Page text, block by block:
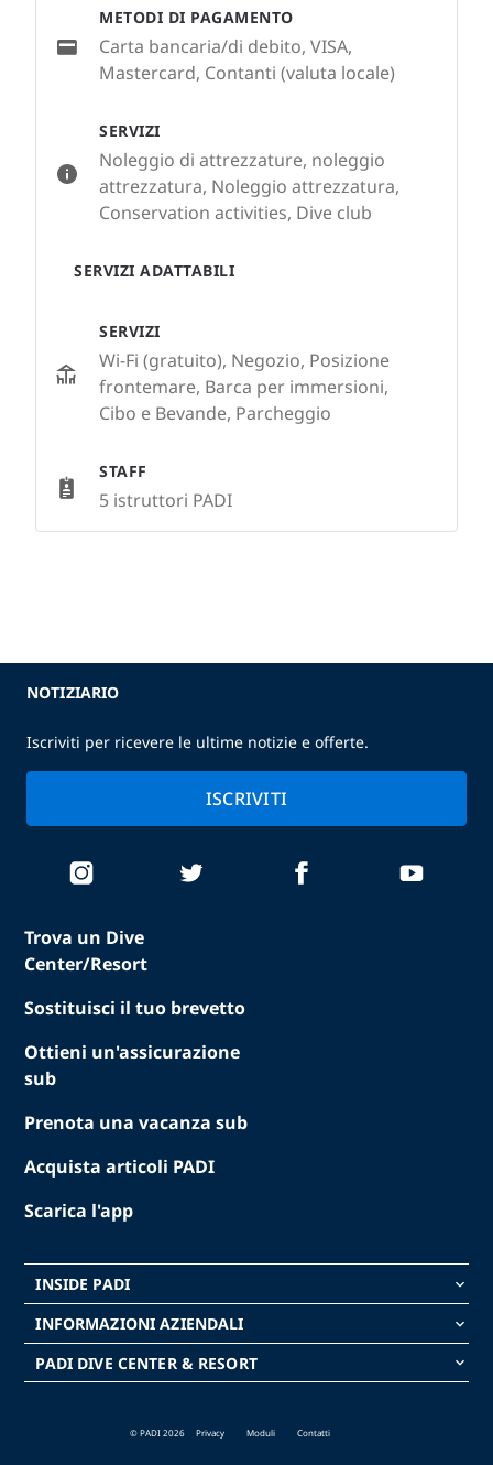
SERVIZI
Noleggio di attrezzature, noleggio
attrezzatura, Noleggio attrezzatura,
Conservation activities, Dive club
SERVIZI ADATTABILI
SERVIZI
Wi-Fi (gratuito), Negozio, Posizione
frontemare, Barca per immersioni,
Cibo e Bevande, Parcheggio
STAFF
5 istruttori PADI
METODI DI PAGAMENTO
Carta bancaria/di debito, VISA,
Mastercard, Contanti (valuta locale)
Trova un Dive
Center/Resort
Sostituisci il tuo brevetto
Ottieni un'assicurazione
sub
Prenota una vacanza sub
Acquista articoli PADI
Scarica l'app
INSIDE PADI keyboard_arrow_down
INFORMAZIONI AZIENDALI keyboard_arrow_down
PADI DIVE CENTER & RESORT keyboard_arrow_down
NOTIZIARIO
Iscriviti per ricevere le ultime notizie e offerte.
ISCRIVITI
© PADI 2026 Privacy Moduli Contatti